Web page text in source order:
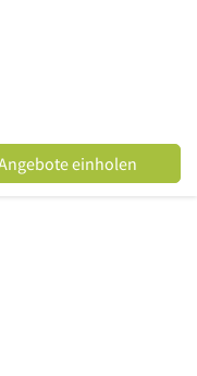
einholen